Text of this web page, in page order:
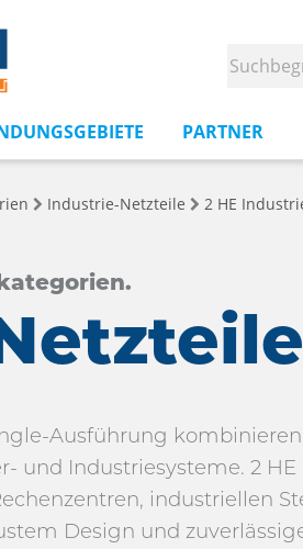
PARTNER
Industrie-Netzteile 2 HE
Ausführung
und Industriesysteme. 2
industriellen
Design und